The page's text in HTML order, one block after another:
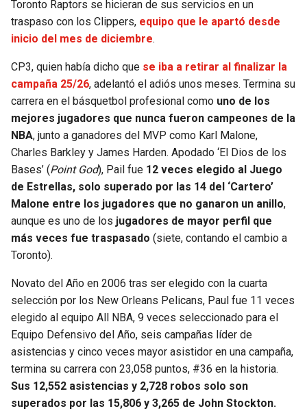
Toronto Raptors se hicieran de sus servicios en un
traspaso con los Clippers, equipo que le apartó desde
inicio del mes de diciembre.
CP3, quien había dicho que se iba a retirar al finalizar la
campaña 25/26, adelantó el adiós unos meses. Termina su
carrera en el básquetbol profesional como uno de los
mejores jugadores que nunca fueron campeones de la
NBA, junto a ganadores del MVP como Karl Malone,
Charles Barkley y James Harden. Apodado ‘El Dios de los
Bases’ (Point God), Pail fue 12 veces elegido al Juego
de Estrellas, solo superado por las 14 del ‘Cartero’
Malone entre los jugadores que no ganaron un anillo,
aunque es uno de los jugadores de mayor perfil que
más veces fue traspasado (siete, contando el cambio a
Toronto).
Novato del Año en 2006 tras ser elegido con la cuarta
selección por los New Orleans Pelicans, Paul fue 11 veces
elegido al equipo All NBA, 9 veces seleccionado para el
Equipo Defensivo del Año, seis campañas líder de
asistencias y cinco veces mayor asistidor en una campaña,
termina su carrera con 23,058 puntos, #36 en la historia.
Sus 12,552 asistencias y 2,728 robos solo son
superados por las 15,806 y 3,265 de John Stockton.